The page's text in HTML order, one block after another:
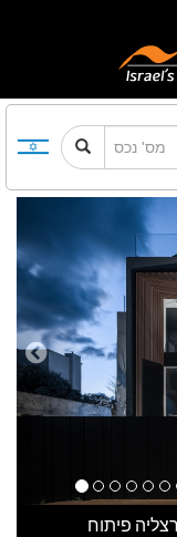
Previous